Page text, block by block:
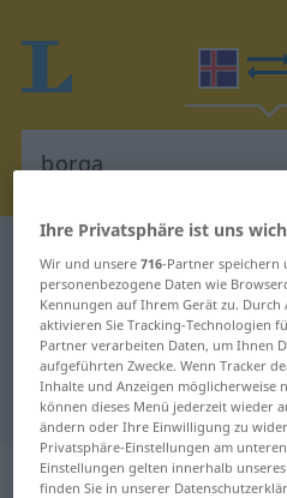
Isländisch-Deutsch
Isländisch-
für "borga"
"borga" Deutsch
„borga“
Ihre Privatsphäre ist uns
Wir und unsere716-Partner speichern
personenbezogene Daten wie
Kennungen auf Ihrem Gerät zu. Durch
aktivieren Sie Tracking-Technologien
Partner verarbeiten Daten, um Ihnen
aufgeführten Zwecke. Wenn Tracker
Inhalte und Anzeigen möglicherweise
können dieses Menü jederzeit wieder
ändern oder Ihre Einwilligung zu
Privatsphäre-Einstellungen am
Einstellungen gelten innerhalb
finden Sie in unserer